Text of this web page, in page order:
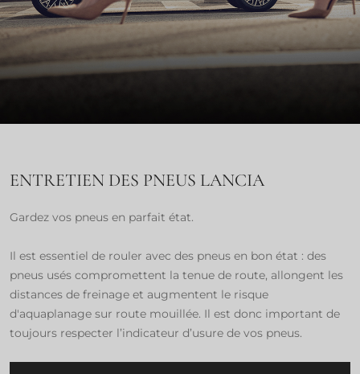
ENTRETIEN DES PNEUS LANCIA
Gardez vos pneus en parfait état.
Il est essentiel de rouler avec des pneus en bon état : des
pneus usés compromettent la tenue de route, allongent les
distances de freinage et augmentent le risque
d'aquaplanage sur route mouillée. Il est donc important de
toujours respecter l’indicateur d’usure de vos pneus.